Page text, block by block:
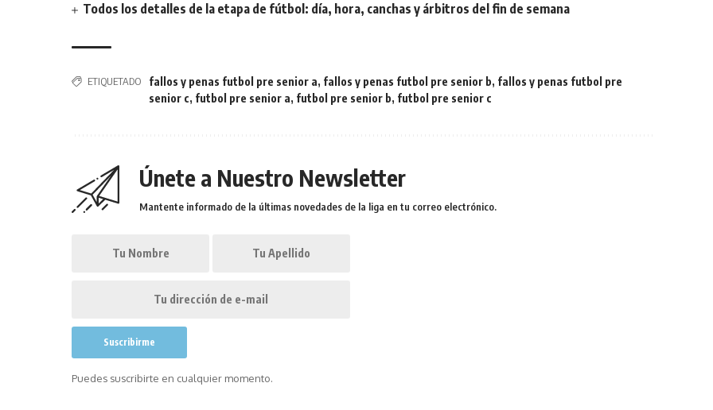
Todos los detalles de la etapa de fútbol: día, hora, canchas y árbitros del fin de semana
ETIQUETADO fallos y penas futbol pre senior a, fallos y penas futbol pre senior b, fallos y penas futbol pre
senior c, futbol pre senior a, futbol pre senior b, futbol pre senior c
Únete a Nuestro Newsletter
Mantente informado de la últimas novedades de la liga en tu correo electrónico.
Puedes suscribirte en cualquier momento.